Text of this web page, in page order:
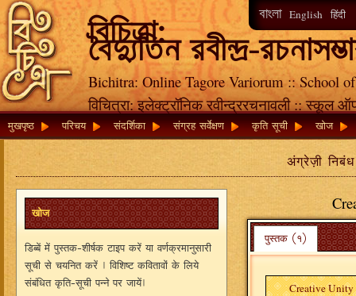
বাংলা English हिंदी
বিচিত্রা:
বৈদ্যুতিন রবীন্দ্র-
Bichitra: Online Tagore Variorum :: School
विचित्रा: इलेक्ट्रॉनिक रवीन्द्ररचनावली ::
मुखपृष्ठ
परिचय संदर्शिका संग्रह सर्वेक्षण कृति सूची खोज
अंग्रेज़ी
खोज
डिब्बें में पुस्तक-शीर्षक टाइप करें या वर्णक्रमानुसारी
सूची से चयनित करें । विशिष्ट कवितावों के लिये
संबंधित कृति-सूची पन्ने पर जायें।
पुस्तक (१)
Creative